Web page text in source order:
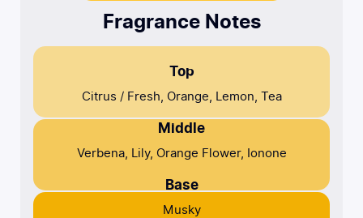
Fragrance Notes
Top
Citrus / Fresh, Orange, Lemon, Tea
Middle
Verbena, Lily, Orange Flower, Ionone
Base
Musky